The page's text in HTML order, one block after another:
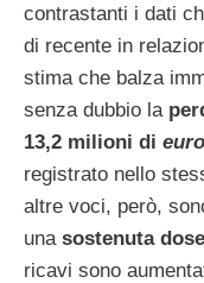
contrastanti i dati
di recente in
stima che balza
senza dubbio la
13,2 milioni di euro
registrato nello
altre voci, però,
una sostenuta
ricavi sono